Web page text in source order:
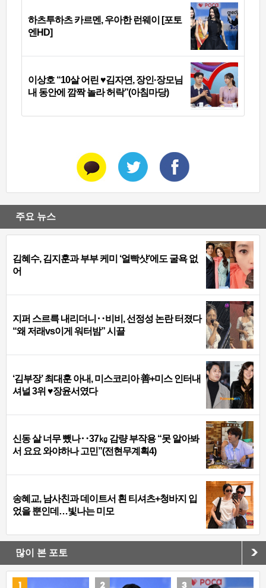
하츠투하츠 카르멘, 우아한 런웨이 [포토
엔HD]
이상호 “10살 어린 ♥김자연, 장인·장모님
내 동안에 깜짝 놀라 허락”(아침마당)
주요 뉴스
김혜수, 김지훈과 부부 케미 ‘얼빡샷’에도 굴욕 없
어
지퍼 스르륵 내리더니‥비비, 선정성 논란 터졌다
“왜 저래vs이게 워터밤” 시끌
‘김부장’ 최대훈 아내, 미스코리아 善+미스 인터내
셔널 3위 ♥장윤서였다
신동 살 너무 뺐나‥37㎏ 감량 부작용 “못 알아봐
서 요요 와야하나 고민”(전현무계획4)
송혜교, 남사친과 데이트서 흰 티셔츠+청바지 입
었을 뿐인데…빛나는 미모
많이 본 포토